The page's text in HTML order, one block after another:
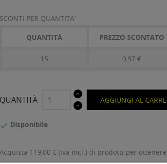
SCONTI PER QUANTITA'
QUANTITÀ PREZZO SCONTATO
15 0,97 €
QUANTITÀ AGGIUNGI AL
 Disponibile
Acquista 119,00 € (iva incl.) di prodotti per